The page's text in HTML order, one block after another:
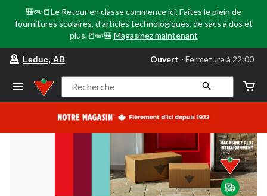
🎒✏️📒Le Retour en classe commence ici. Faites le plein de
fournitures scolaires, d'articles technologiques, de sacs à dos et
plus.📒✏️🎒 Magasinez maintenant
votre
préféré
Leduc,
AB,
courament
Fermeture
à
22:00
cliquer
pour
changer
Leduc, AB Ouvert ⋅ Fermeture à 22:00
Recherche